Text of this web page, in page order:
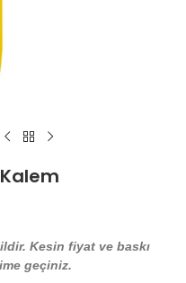
Kesin fiyat ve baskı
geçiniz.